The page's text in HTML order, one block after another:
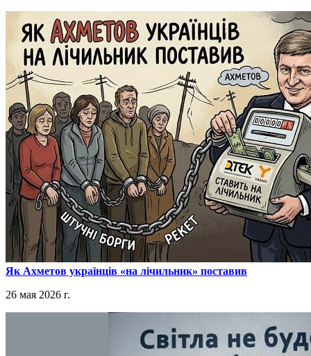
​Як Ахметов українців «на лічильник» поставив
26 мая 2026 г.